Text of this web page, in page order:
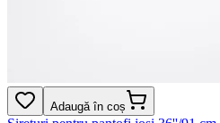
Adaugă în coș